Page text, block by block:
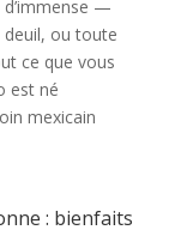
—
deuil, ou toute
ce que vous
est né
mexicain
: bienfaits